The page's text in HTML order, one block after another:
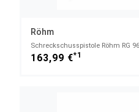
Röhm
163,99 €*1